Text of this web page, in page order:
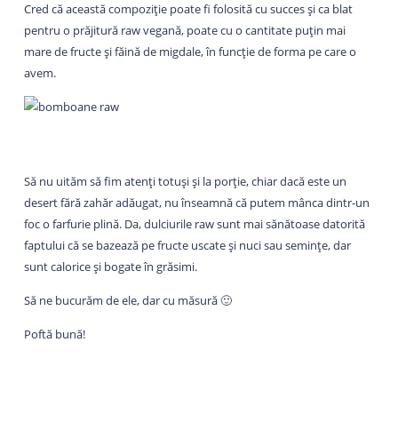
Cred că această compoziție poate fi folosită cu succes și ca blat
pentru o prăjitură raw vegană, poate cu o cantitate puțin mai
mare de fructe și făină de migdale, în funcție de forma pe care o
avem.
Să nu uităm să fim atenți totuși și la porție, chiar dacă este un
desert fără zahăr adăugat, nu înseamnă că putem mânca dintr-un
foc o farfurie plină. Da, dulciurile raw sunt mai sănătoase datorită
faptului că se bazează pe fructe uscate și nuci sau semințe, dar
sunt calorice și bogate în grăsimi.
Să ne bucurăm de ele, dar cu măsură 🙂
Poftă bună!